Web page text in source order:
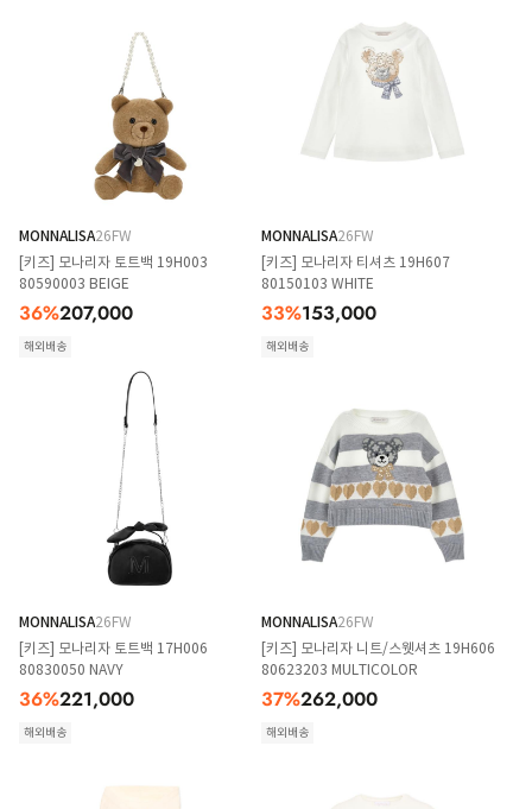
MONNALISA26FW
[키즈] 모나리자 토트백 19H003
80590003 BEIGE
36%207,000
해외배송
MONNALISA26FW
[키즈] 모나리자 티셔츠 19H607
80150103 WHITE
33%153,000
해외배송
MONNALISA26FW
[키즈] 모나리자 토트백 17H006
80830050 NAVY
36%221,000
해외배송
MONNALISA26FW
[키즈] 모나리자 니트/스웻셔츠 19H606
80623203 MULTICOLOR
37%262,000
해외배송